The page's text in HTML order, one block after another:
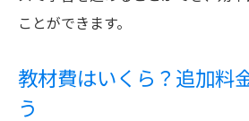
学期末の割引キャンペー
シーズンごとの特別価格
ことができます。
教材費はいくら？追加料
う